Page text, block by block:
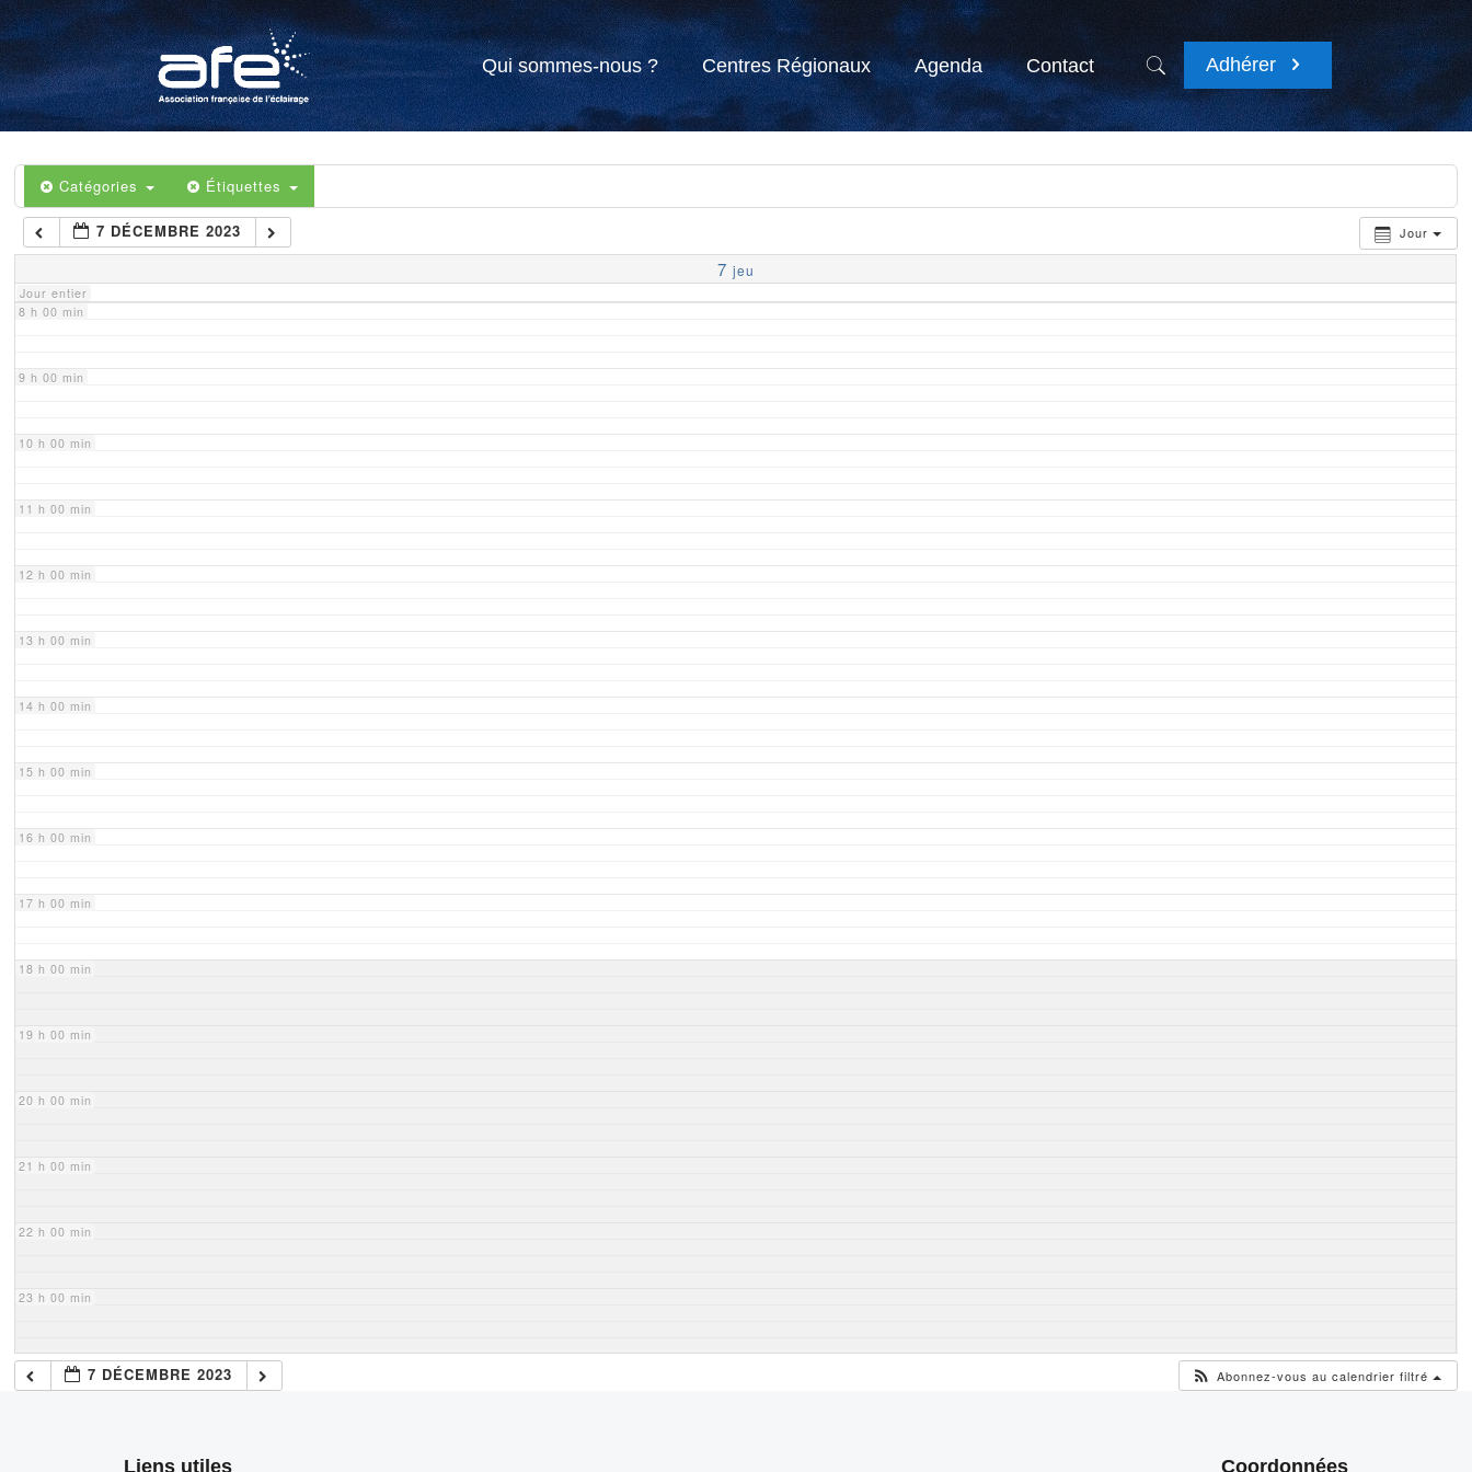
Qui sommes-nous ? Centres Régionaux Agenda Contact Adhérer
Catégories Étiquettes
Jour
7 DÉCEMBRE 2023
7 jeu
Jour entier
4 h 00 min
5 h 00 min
6 h 00 min
7 h 00 min
8 h 00 min
9 h 00 min
10 h 00 min
11 h 00 min
12 h 00 min
13 h 00 min
14 h 00 min
15 h 00 min
16 h 00 min
17 h 00 min
18 h 00 min
19 h 00 min
20 h 00 min
21 h 00 min
22 h 00 min
23 h 00 min
7 DÉCEMBRE 2023 Abonnez-vous au calendrier filtré
Liens utiles Coordonnées